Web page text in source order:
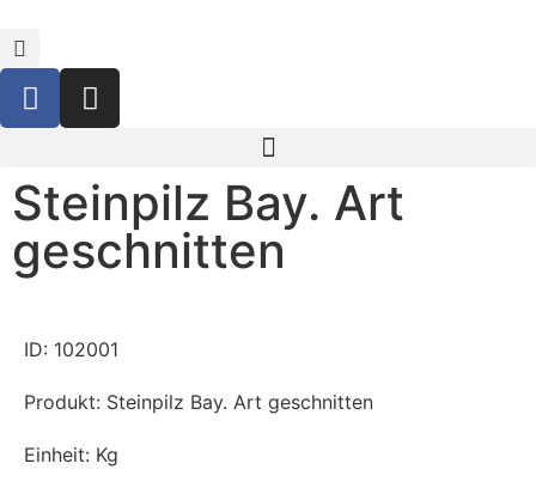
Steinpilz Bay. Art
geschnitten
ID: 102001
Produkt: Steinpilz Bay. Art geschnitten
Einheit: Kg